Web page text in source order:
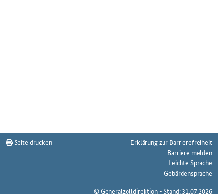
Seite drucken
Erklärung zur Barrierefreiheit
Barriere melden
Leichte Sprache
Gebärdensprache
© Generalzolldirektion - Stand: 31.07.2026